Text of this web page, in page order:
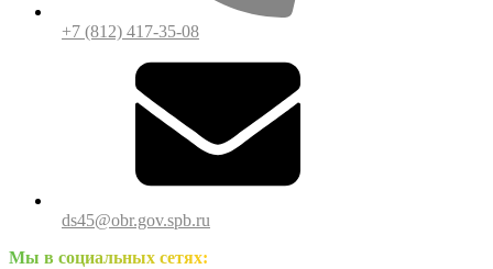
+7 (812) 417-35-08
ds45@obr.gov.spb.ru
Мы в социальных сетях: